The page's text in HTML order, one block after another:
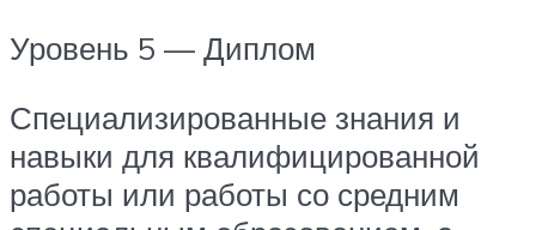
Уровень 5 — Диплом
Специализированные знания и
навыки для квалифицированной
работы или работы со средним